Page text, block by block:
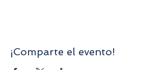
¡Comparte el evento!